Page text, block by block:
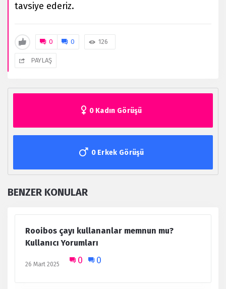
tavsiye ederiz.
0 0 126
PAYLAŞ
0 Kadın Görüşü
0 Erkek Görüşü
BENZER KONULAR
Rooibos çayı kullananlar memnun mu?
Kullanıcı Yorumları
26 Mart 2025 0 0